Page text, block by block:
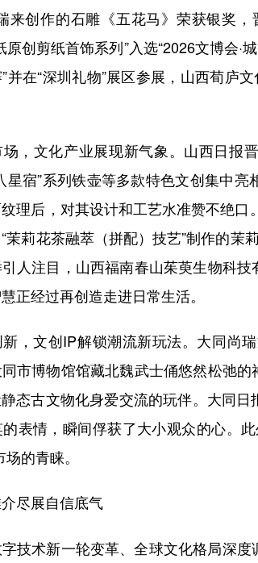
来创作的石雕《五花马》荣获银奖
原创剪纸首饰系列”入选“2026文博会
并在“深圳礼物”展区参展，山西荀庐
文化产业展现新气象。山西日报晋
星宿”系列铁壶等多款特色文创集中
理后，对其设计和工艺水准赞不绝口
茉莉花茶融萃（拼配）技艺”制作的茉
人注目，山西福南春山茱萸生物科
正经过再创造走进日常生活。
文创IP解锁潮流新玩法。大同尚瑞
市博物馆馆藏北魏武士俑悠然松弛
态古文物化身爱交流的玩伴。大同
表情，瞬间俘获了大小观众的心。
的青睐。
展自信底气
术新一轮变革、全球文化格局深度